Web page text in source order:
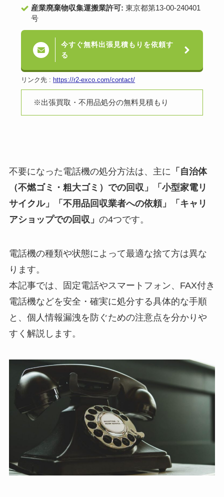
産業廃棄物収集運搬業許可: 東京都第13-00-240401
号
今すぐ無料出張見積もりを依頼す
る
リンク先 : https://r2-exco.com/contact/
※出張買取・不用品処分の無料見積もり
不要になった電話機の処分方法は、主に 「自治体
（不燃ゴミ・粗大ゴミ）での回収」「小型家電リ
サイクル」「不用品回収業者への依頼」「キャリ
アショップでの回収」 の4つです。
電話機の種類や状態によって最適な捨て方は異な
ります。
本記事では、固定電話やスマートフォン、FAX付き
電話機などを安全・確実に処分する具体的な手順
と、個人情報漏洩を防ぐための注意点を分かりや
すく解説します。